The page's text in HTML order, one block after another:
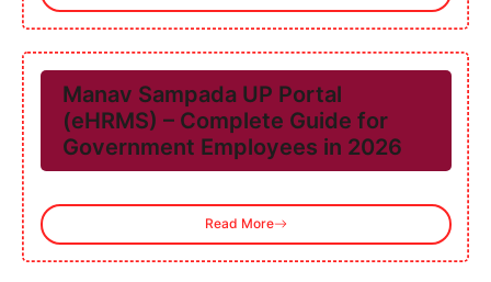
Manav Sampada UP Portal
(eHRMS) – Complete Guide for
Government Employees in 2026
Read More